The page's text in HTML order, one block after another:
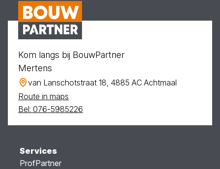
Kom langs bij BouwPartner
Mertens
van Lanschotstraat 18, 4885 AC Achtmaal
Route in maps
Bel: 076-5985226
Services
ProfPartner